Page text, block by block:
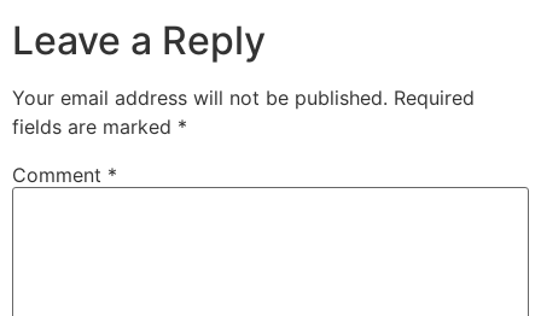
Leave a Reply
Your email address will not be published. Required
fields are marked *
Comment *